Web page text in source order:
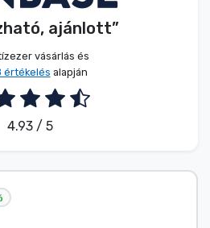
ajánlott”
vásárlás és
értékelés alapján
4.93 / 5